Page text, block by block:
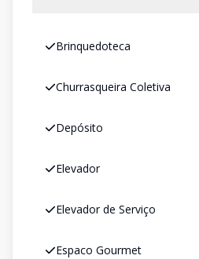
Brinquedoteca
Churrasqueira Coletiva
Depósito
Elevador
Elevador de Serviço
Espaco Gourmet